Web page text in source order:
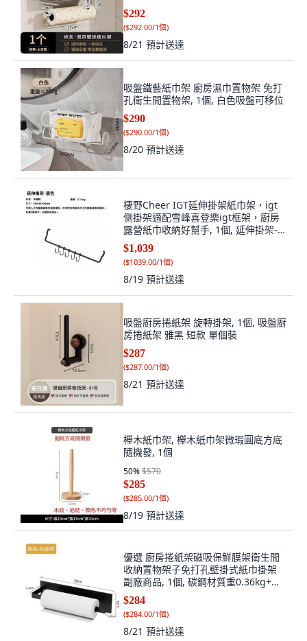
式
$292
($292.00/1個)
8/21 預計送達
吸盤鐵藝紙巾架 廚房濕巾置物架 免打
孔衛生間置物架, 1個, 白色吸盤可移位
$290
($290.00/1個)
8/20 預計送達
棲野Cheer IGT延伸掛架紙巾架，igt
側掛架適配雪峰喜登樂igt框架，廚房
露營紙巾收納好幫手, 1個, 延伸掛架-
黑色
$1,039
($1039.00/1個)
8/19 預計送達
吸盤廚房捲紙架 旋轉掛架, 1個, 吸盤廚
房捲紙架 雅黑 短款 單個裝
$287
($287.00/1個)
8/21 預計送達
櫸木紙巾架, 櫸木紙巾架微瑕圓底方底
隨機發, 1個
50%$570
$285
($285.00/1個)
8/19 預計送達
優選 廚房捲紙架磁吸保鮮膜架衛生間
收納置物架子免打孔壁掛式紙巾掛架
副廠商品, 1個, 碳鋼材質重0.36kg+烤
漆工藝,黑色+免釘膠水 粘膠款
$284
($284.00/1個)
8/21 預計送達